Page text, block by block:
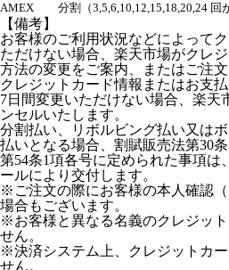
AMEX
分割（3,5,6,10,12,15,18,20,24 回
【備考】
お客様のご利用状況などによって
ただけない場合、楽天市場がクレ
方法の変更をご案内、またはご注
クレジットカード情報またはお支
7日間変更いただけない場合、楽天
ンセルいたします。
分割払い、リボルビング払い又は
払いとなる場合、割賦販売法第30
第54条1項各号に定められた事項は
ールにより交付します。
※ご注文の際にお客様の本人確認
場合もございます。
※お客様と異なる名義のクレジッ
せん。
※決済システム上、クレジットカ
せん。